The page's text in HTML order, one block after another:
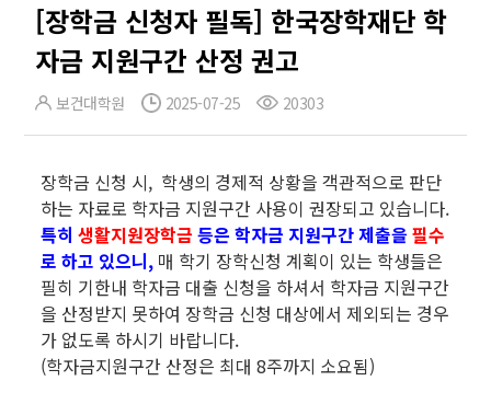
[장학금 신청자 필독] 한국장학재단 학
자금 지원구간 산정 권고
보건대학원 2025-07-25 20303
장학금 신청 시, 학생의 경제적 상황을 객관적으로 판단
하는 자료로 학자금 지원구간 사용이 권장되고 있습니다.
특히생활지원장학금 등은 학자금 지원구간 제출을필수
로 하고 있으니, 매 학기 장학신청 계획이 있는 학생들은
필히 기한내 학자금 대출 신청을 하셔서 학자금 지원구간
을 산정받지 못하여 장학금 신청 대상에서 제외되는 경우
가 없도록 하시기 바랍니다.
(학자금지원구간 산정은 최대 8주까지 소요됨)